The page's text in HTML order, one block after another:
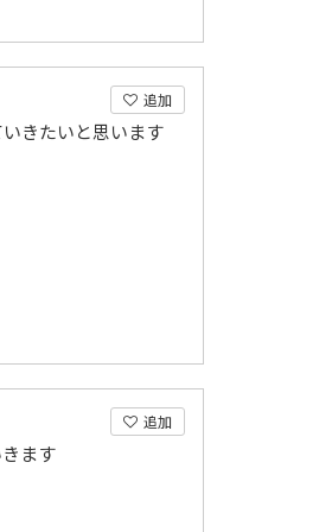
追加
きたいと思います
追加
ます